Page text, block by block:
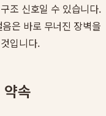
조 신호일 수 있습니다.
은 바로 무너진 장벽을
입니다.
속